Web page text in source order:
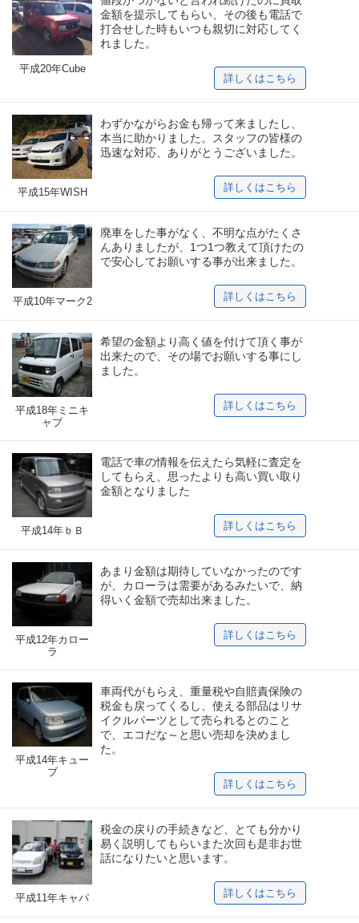
平成20年Cube
金額を提示してもらい、その後も電話で
打合せした時もいつも親切に対応してく
れました。
詳しくはこちら
平成15年WISH
わずかながらお金も帰って来ましたし、
本当に助かりました。スタッフの皆様の
迅速な対応、ありがとうございました。
詳しくはこちら
平成10年マーク2
廃車をした事がなく、不明な点がたくさ
んありましたが、1つ1つ教えて頂けたの
で安心してお願いする事が出来ました。
詳しくはこちら
平成18年ミニキ
ャブ
希望の金額より高く値を付けて頂く事が
出来たので、その場でお願いする事にし
ました。
詳しくはこちら
平成14年ｂＢ
電話で車の情報を伝えたら気軽に査定を
してもらえ、思ったよりも高い買い取り
金額となりました
詳しくはこちら
平成12年カロー
ラ
あまり金額は期待していなかったのです
が、カローラは需要があるみたいで、納
得いく金額で売却出来ました。
詳しくはこちら
平成14年キュー
ブ
車両代がもらえ、重量税や自賠責保険の
税金も戻ってくるし、使える部品はリサ
イクルパーツとして売られるとのこと
で、エコだな～と思い売却を決めまし
た。
詳しくはこちら
平成11年キャパ
税金の戻りの手続きなど、とても分かり
易く説明してもらいまた次回も是非お世
話になりたいと思います。
詳しくはこちら